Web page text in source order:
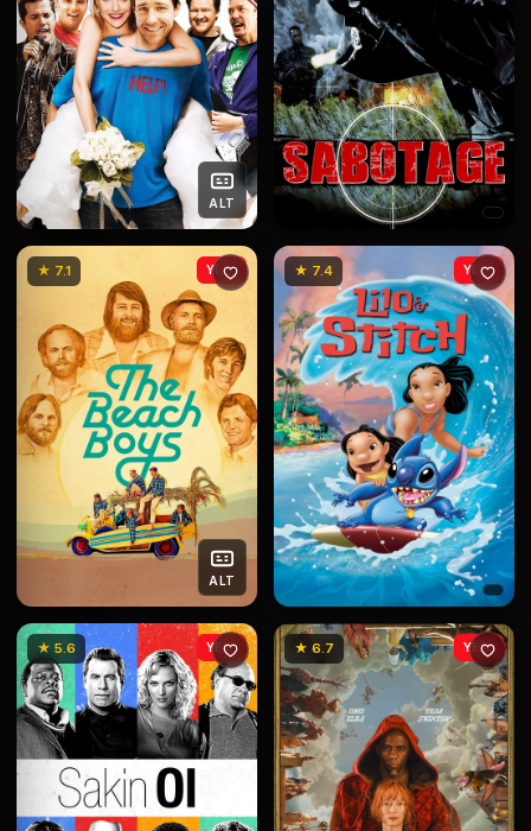
ALT
★ 7.1
ALT
YENİ ★ 7.4 YENİ
★ 5.6 YENİ ★ 6.7 YENİ